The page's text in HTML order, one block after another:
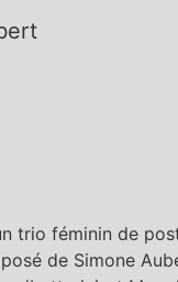
trio féminin de
de Simone